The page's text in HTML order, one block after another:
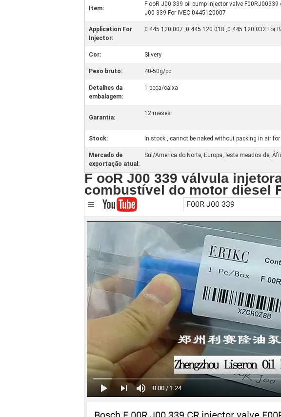
Item:
F ooR J00 339 oil pump injector valve
J00 339 For IVEC 0445120007
Application For
Injector:
0 445 120 007 ,0 445 120 018 ,0 445 120 032 For
Cor: Slivery
Peso bruto: 40-50g/pc
Detalhes da
embalagem:
1 peça/caixa
Garantia:
12 meses
Stock: In stock , cannot be naked without packing in air
Mercado de
exportação atual:
Sul/America do Norte, Europa, leste meados de,
F ooR J00 339 válvula
combustível do motor diesel